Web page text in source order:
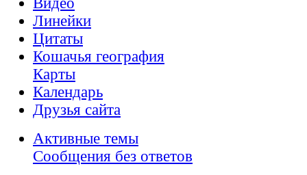
Линейки
Цитаты
Кошачья география
Карты
Календарь
Друзья сайта
Активные темы
Сообщения без ответов